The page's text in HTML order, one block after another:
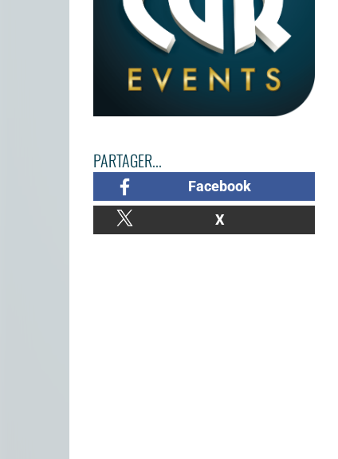
PARTAGER...
Facebook
X